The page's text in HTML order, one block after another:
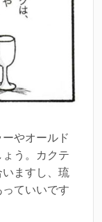
ーやオールド
う。カクテ
ますし、琉
ていいです